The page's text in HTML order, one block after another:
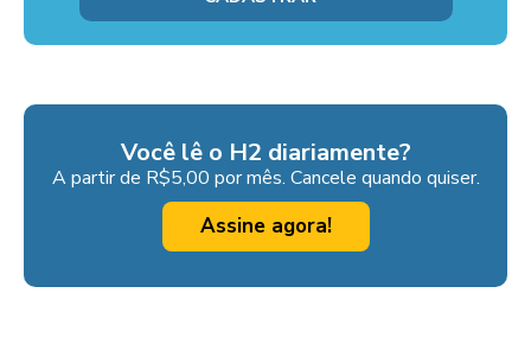
Você lê o H2 diariamente?
A partir de R$5,00 por mês. Cancele quando quiser.
Assine agora!